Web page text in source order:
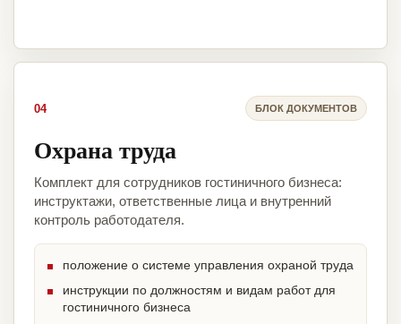
04 БЛОК ДОКУМЕНТОВ
Охрана труда
Комплект для сотрудников гостиничного бизнеса:
инструктажи, ответственные лица и внутренний
контроль работодателя.
положение о системе управления охраной труда
инструкции по должностям и видам работ для
гостиничного бизнеса